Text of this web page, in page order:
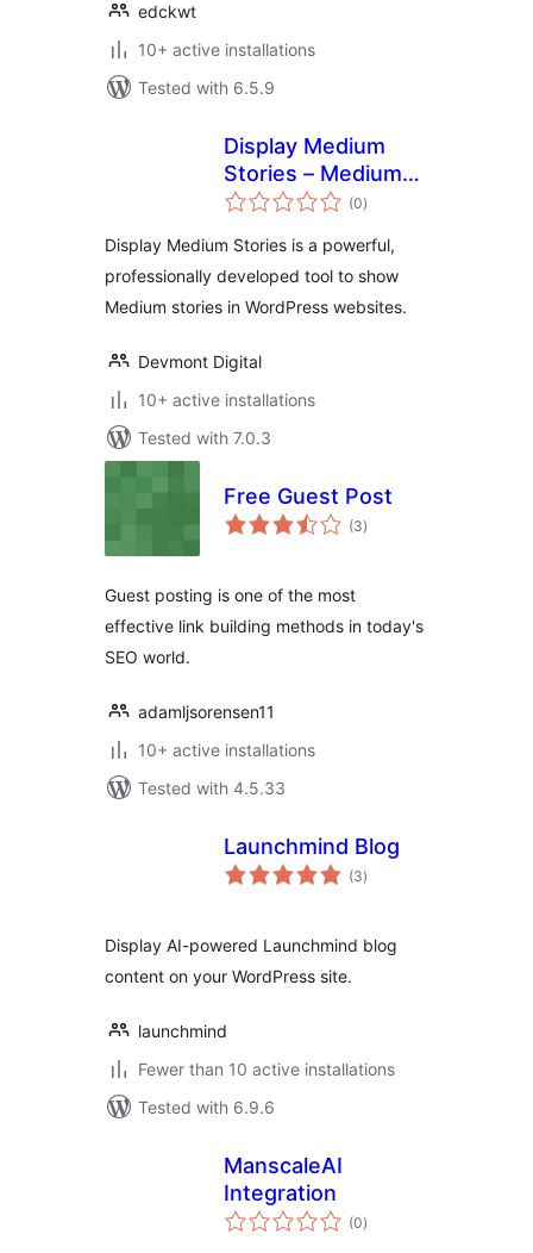
edckwt
10+ active installations
Tested with 6.5.9
Display Medium
Stories – Medium
Articles in a (0total
ratings
)
Display Medium Stories is a powerful,
professionally developed tool to show
Medium stories in WordPress websites.
Devmont Digital
10+ active installations
Tested with 7.0.3
Free Guest Post
(3total
ratings
)
Guest posting is one of the most
effective link building methods in today's
SEO world.
adamljsorensen11
10+ active installations
Tested with 4.5.33
Launchmind Blog
(3total
ratings
)
Display AI-powered Launchmind blog
content on your WordPress site.
launchmind
Fewer than 10 active installations
Tested with 6.9.6
ManscaleAI
Integration
(0total
ratings
)